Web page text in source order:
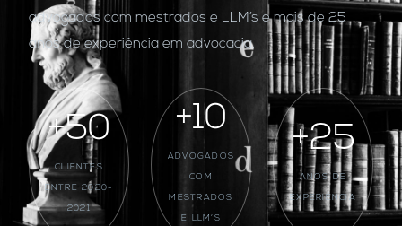
advogados com mestrados e LLM’s e mais de 25
anos de experiência em advocacia.
+50
CLIENTES
ENTRE 2020-
2021
+10
ADVOGADOS
COM
MESTRADOS
E LLM’S
+25
ANOS DE
EXPERIÊNCIA